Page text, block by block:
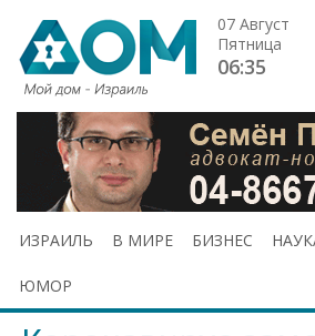
07 Август
Пятница
06:35
ИЗРАИЛЬ В МИРЕ БИЗНЕС
ЮМОР